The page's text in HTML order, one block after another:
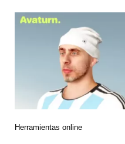
Herramientas online